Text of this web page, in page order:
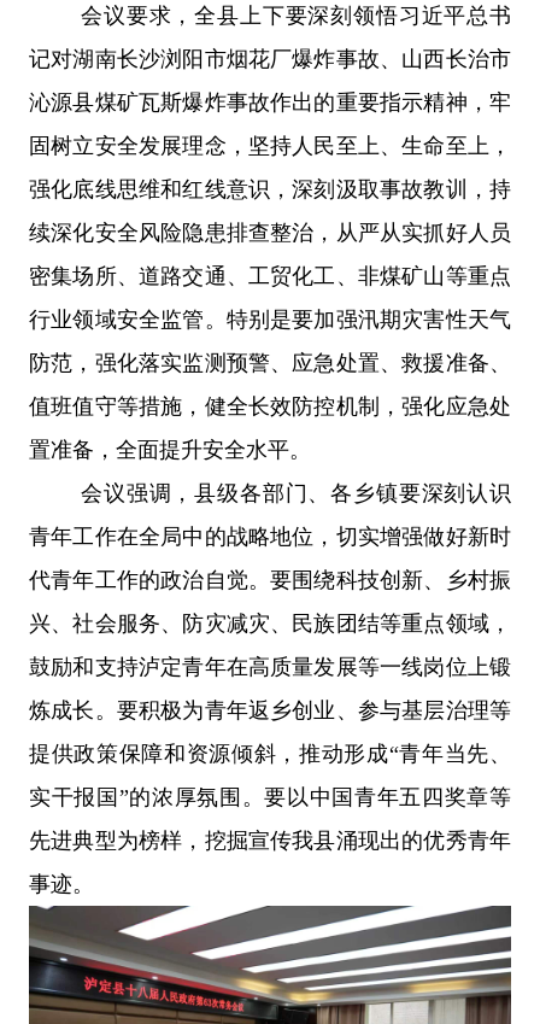
会议要求，全县上下要深刻领悟习近平总书
记对湖南长沙浏阳市烟花厂爆炸事故、山西长治市
沁源县煤矿瓦斯爆炸事故作出的重要指示精神，牢
固树立安全发展理念，坚持人民至上、生命至上，
强化底线思维和红线意识，深刻汲取事故教训，持
续深化安全风险隐患排查整治，从严从实抓好人员
密集场所、道路交通、工贸化工、非煤矿山等重点
行业领域安全监管。特别是要加强汛期灾害性天气
防范，强化落实监测预警、应急处置、救援准备、
值班值守等措施，健全长效防控机制，强化应急处
置准备，全面提升安全水平。
会议强调，县级各部门、各乡镇要深刻认识
青年工作在全局中的战略地位，切实增强做好新时
代青年工作的政治自觉。要围绕科技创新、乡村振
兴、社会服务、防灾减灾、民族团结等重点领域，
鼓励和支持泸定青年在高质量发展等一线岗位上锻
炼成长。要积极为青年返乡创业、参与基层治理等
提供政策保障和资源倾斜，推动形成“青年当先、
实干报国”的浓厚氛围。要以中国青年五四奖章等
先进典型为榜样，挖掘宣传我县涌现出的优秀青年
事迹。